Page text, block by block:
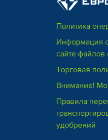
Политика
Информация
сайте файлов
Торговая
Внимание!
Правила
удобрений